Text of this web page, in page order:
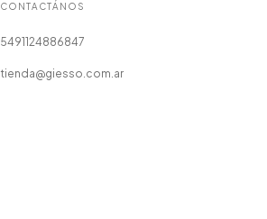
CONTACTÁNOS
5491124886847
tienda@giesso.com.ar